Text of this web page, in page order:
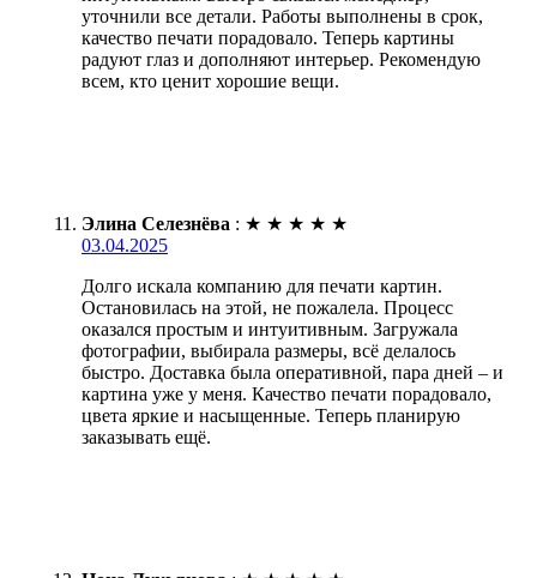
уточнили все детали. Работы выполнены в срок,
качество печати порадовало. Теперь картины
радуют глаз и дополняют интерьер. Рекомендую
всем, кто ценит хорошие вещи.
Элина Селезнёва : ★ ★ ★ ★ ★
03.04.2025
Долго искала компанию для печати картин.
Остановилась на этой, не пожалела. Процесс
оказался простым и интуитивным. Загружала
фотографии, выбирала размеры, всё делалось
быстро. Доставка была оперативной, пара дней – и
картина уже у меня. Качество печати порадовало,
цвета яркие и насыщенные. Теперь планирую
заказывать ещё.